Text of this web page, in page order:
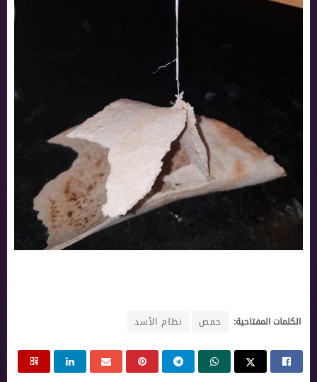
الكلمات المفتاحية: حمص نظام الأسد